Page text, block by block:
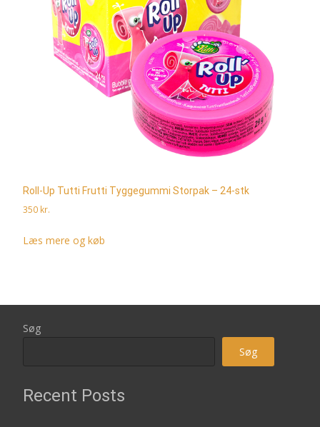
Roll-Up Tutti Frutti Tyggegummi Storpak – 24-stk
350 kr.
Læs mere og køb
Søg
Søg
Recent Posts